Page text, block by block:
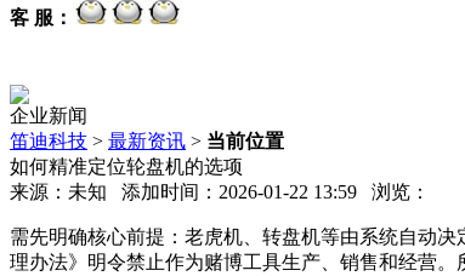
客 服：
企业新闻
笛迪科技 > 最新资讯 > 当前位置
如何精准定位轮盘机的选项
来源：未知 添加时间：2026-01-22 13:59 浏览：
需先明确核心前提：老虎机、转盘机等由系统自动
理办法》明令禁止作为赌博工具生产、销售和经营